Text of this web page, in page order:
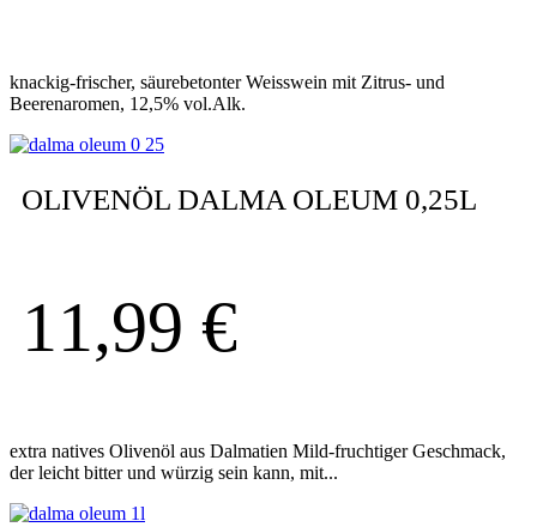
knackig-frischer, säurebetonter Weisswein mit Zitrus- und
Beerenaromen, 12,5% vol.Alk.
OLIVENÖL DALMA OLEUM 0,25L
11,99 €
extra natives Olivenöl aus Dalmatien Mild-fruchtiger Geschmack,
der leicht bitter und würzig sein kann, mit...